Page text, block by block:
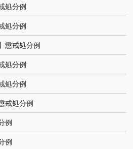
処分例
処分例
懲戒処分例
処分例
処分例
戒処分例
例
例